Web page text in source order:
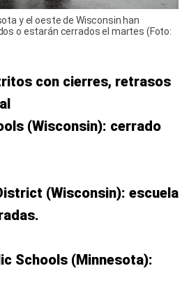
y el oeste de Wisconsin han
​​o estarán cerrados el martes (Foto:
con cierres, retrasos
(Wisconsin): cerrado
(Wisconsin): escuela
Schools (Minnesota):